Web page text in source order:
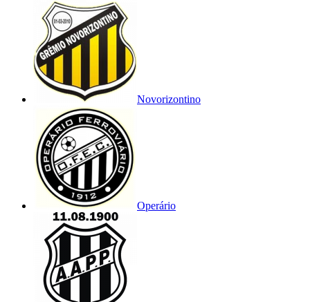
Novorizontino
Operário